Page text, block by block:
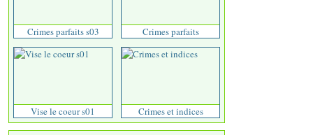
Crimes parfaits s03 Crimes parfaits
Vise le coeur s01 Crimes et indices